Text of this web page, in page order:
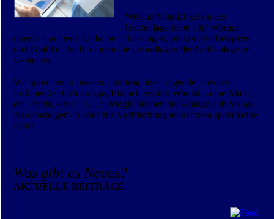
Welche Möglichkeiten der
Geldanlage habe ich? Worauf
muss ich achten? Einfache Erklärungen, praxisnahe Beispiele
und Grafiken helfen Ihnen die Grundlagen der Geldanlage zu
verstehen.
Wir sprechen in unserem Vortrag über folgende Themen:
Irrtümer der Geldanlage, Einfach erklärt: Was ist....eine Aktie,
ein Fonds, ein ETF,....?, Möglichkeiten der Anlage. Ob Sie als
Neueinsteiger/-in oder zur Auffrischung teilnehmen spielt keine
Rolle.
Was gibt es Neues?
AKTUELLE BEITRÄGE